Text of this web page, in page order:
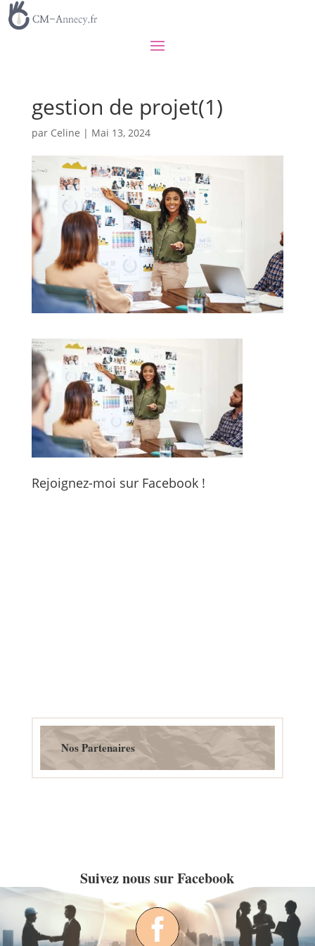
gestion de projet(1)
par Celine | Mai 13, 2024
Rejoignez-moi sur Facebook !
Nos Partenaires
Suivez nous sur Facebook
